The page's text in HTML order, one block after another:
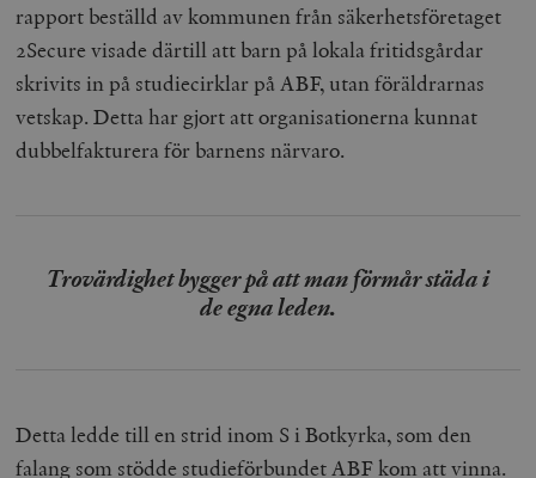
rapport beställd av kommunen från säkerhetsföretaget
2Secure visade därtill att barn på lokala fritidsgårdar
skrivits in på studiecirklar på ABF, utan föräldrarnas
vetskap. Detta har gjort att organisationerna kunnat
dubbelfakturera för barnens närvaro.
Trovärdighet bygger på att man förmår städa i
de egna leden.
Detta ledde till en strid inom S i Botkyrka, som den
falang som stödde studieförbundet ABF kom att vinna.